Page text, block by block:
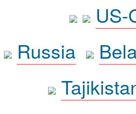
US-
Russia